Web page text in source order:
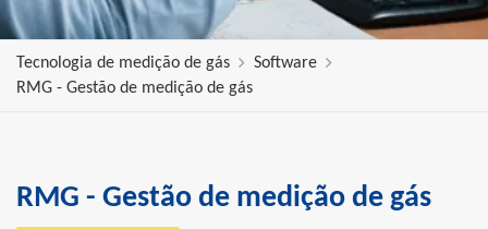
Tecnologia de medição de gás
Software
RMG - Gestão de medição de gás
RMG - Gestão de medição de gás